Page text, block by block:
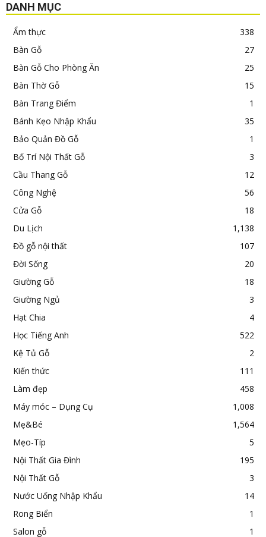
DANH MỤC
Ẩm thực
338
Bàn Gỗ
27
Bàn Gỗ Cho Phòng Ăn
25
Bàn Thờ Gỗ
15
Bàn Trang Điểm
1
Bánh Kẹo Nhập Khẩu
35
Bảo Quản Đồ Gỗ
1
Bố Trí Nội Thất Gỗ
3
Cầu Thang Gỗ
12
Công Nghệ
56
Cửa Gỗ
18
Du Lịch
1,138
Đồ gỗ nội thất
107
Đời Sống
20
Giường Gỗ
18
Giường Ngủ
3
Hạt Chia
4
Học Tiếng Anh
522
Kệ Tủ Gỗ
2
Kiến thức
111
Làm đẹp
458
Máy móc – Dụng Cụ
1,008
Mẹ&Bé
1,564
Mẹo-Típ
5
Nội Thất Gia Đình
195
Nội Thất Gỗ
3
Nước Uống Nhập Khẩu
14
Rong Biển
1
Salon gỗ
1